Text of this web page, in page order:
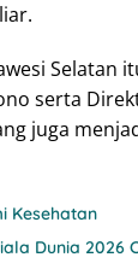
Selatan
serta
juga
Kesehatan
Dunia 2026